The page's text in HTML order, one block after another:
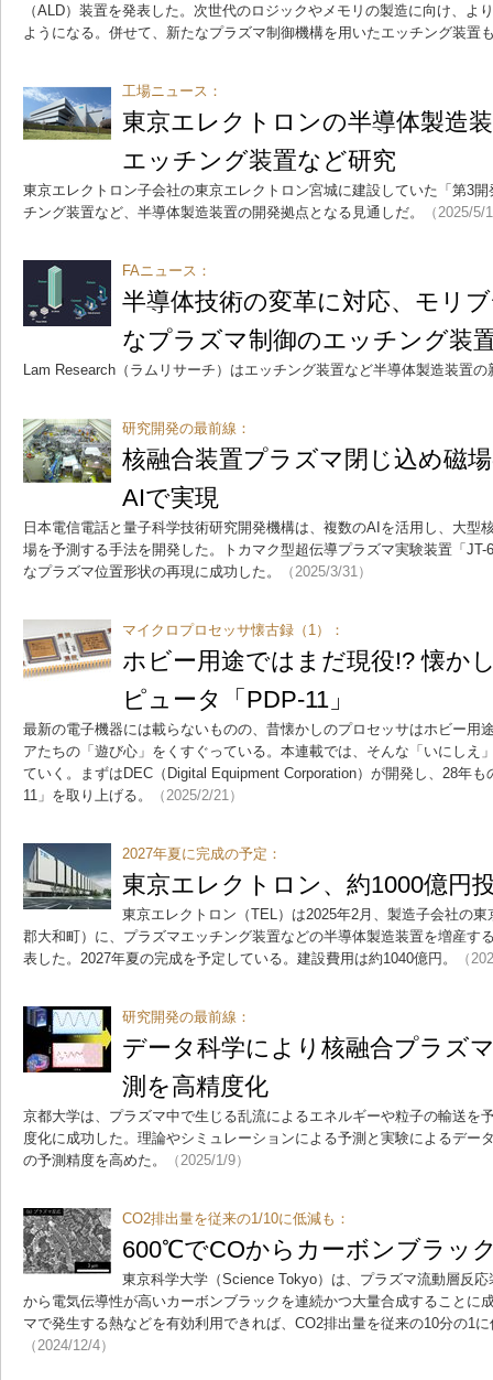
（ALD）装置を発表した。次世代のロジックやメモリの製造に向け、よ
ようになる。併せて、新たなプラズマ制御機構を用いたエッチング装置
工場ニュース：
東京エレクトロンの半導体製造
エッチング装置など研究
東京エレクトロン子会社の東京エレクトロン宮城に建設していた「第3
チング装置など、半導体製造装置の開発拠点となる見通しだ。
（2025/5/
FAニュース：
半導体技術の変革に対応、モリ
なプラズマ制御のエッチング装
Lam Research（ラムリサーチ）はエッチング装置など半導体製造装置
研究開発の最前線：
核融合装置プラズマ閉じ込め磁
AIで実現
日本電信電話と量子科学技術研究開発機構は、複数のAIを活用し、大型
場を予測する手法を開発した。トカマク型超伝導プラズマ実験装置「
なプラズマ位置形状の再現に成功した。
（2025/3/31）
マイクロプロセッサ懐古録（1）：
ホビー用途ではまだ現役!? 懐か
ピュータ「PDP-11」
最新の電子機器には載らないものの、昔懐かしのプロセッサはホビー用
アたちの「遊び心」をくすぐっている。本連載では、そんな「いにしえ
ていく。まずはDEC（Digital Equipment Corporation）が開発し、28年
11」を取り上げる。
（2025/2/21）
2027年夏に完成の予定：
東京エレクトロン、約1000億円
東京エレクトロン（TEL）は2025年2月、製造子会社の
郡大和町）に、プラズマエッチング装置などの半導体製造装置を増産す
表した。2027年夏の完成を予定している。建設費用は約1040億円。
（
研究開発の最前線：
データ科学により核融合プラズ
測を高精度化
京都大学は、プラズマ中で生じる乱流によるエネルギーや粒子の輸送を
度化に成功した。理論やシミュレーションによる予測と実験によるデー
の予測精度を高めた。
（2025/1/9）
CO2排出量を従来の1/10に低減も：
600℃でCOからカーボンブラッ
東京科学大学（Science Tokyo）は、プラズマ流動層反
から電気伝導性が高いカーボンブラックを連続かつ大量合成することに
マで発生する熱などを有効利用できれば、CO2排出量を従来の10分の1
（2024/12/4）